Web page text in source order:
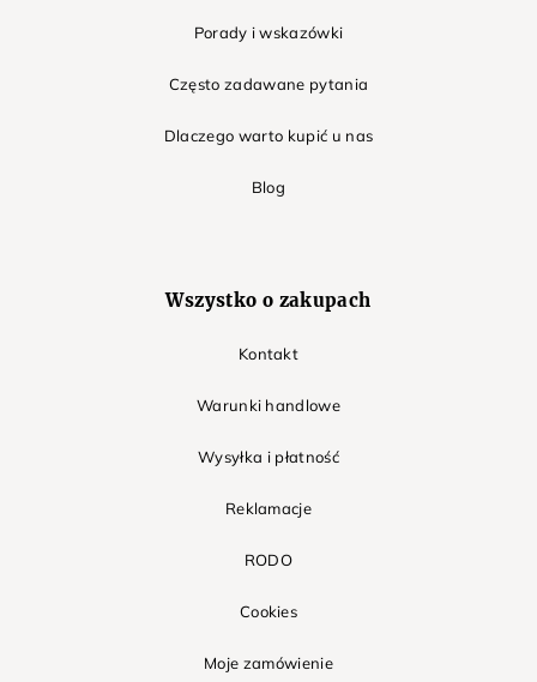
Porady i wskazówki
Często zadawane pytania
Dlaczego warto kupić u nas
Blog
Wszystko o zakupach
Kontakt
Warunki handlowe
Wysyłka i płatność
Reklamacje
RODO
Cookies
Moje zamówienie